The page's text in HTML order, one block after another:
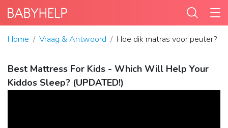
Home Vraag & Antwoord Hoe dik matras voor peuter?
Best Mattress For Kids - Which Will Help Your
Kiddos Sleep? (UPDATED!)